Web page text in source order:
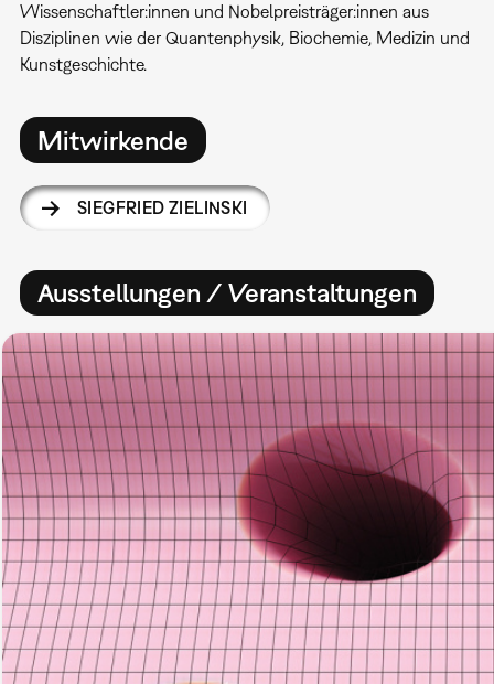
Wissenschaftler:innen und Nobelpreisträger:innen aus
Disziplinen wie der Quantenphysik, Biochemie, Medizin und
Kunstgeschichte.
Mitwirkende
SIEGFRIED ZIELINSKI
Ausstellungen / Veranstaltungen